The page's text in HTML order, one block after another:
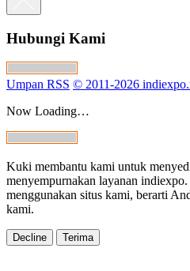
Hubungi Kami
Umpan RSS © 2011-2026
Now Loading…
Kuki membantu kami untuk
menyempurnakan layanan
menggunakan situs kami, berarti
kami.
Decline Terima